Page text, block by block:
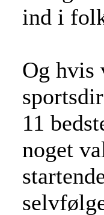
ind i
Og hvis
11
noget